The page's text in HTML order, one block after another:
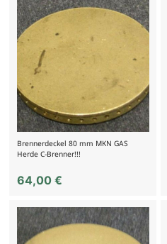
Brennerdeckel 80 mm MKN GAS
Herde C-Brenner!!!
64,00 €